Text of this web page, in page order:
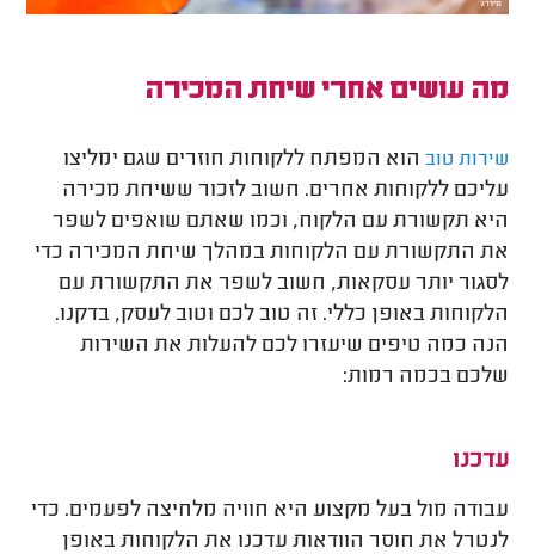
מה עושים אחרי שיחת המכירה
שירות טוב הוא המפתח ללקוחות חוזרים שגם ימליצו
עליכם ללקוחות אחרים. חשוב לזכור ששיחת מכירה
היא תקשורת עם הלקוח, וכמו שאתם שואפים לשפר
את התקשורת עם הלקוחות במהלך שיחת המכירה כדי
לסגור יותר עסקאות, חשוב לשפר את התקשורת עם
הלקוחות באופן כללי. זה טוב לכם וטוב לעסק, בדקנו.
הנה כמה טיפים שיעזרו לכם להעלות את השירות
שלכם בכמה רמות:
עדכנו
עבודה מול בעל מקצוע היא חוויה מלחיצה לפעמים. כדי
לנטרל את חוסר הוודאות עדכנו את הלקוחות באופן